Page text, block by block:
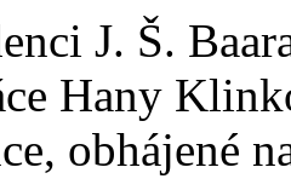
J. Š.
Hany
obhájené